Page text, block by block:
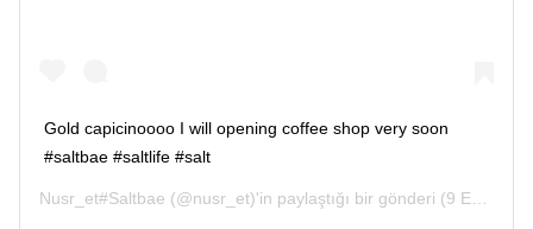
Gold capicinoooo I will opening coffee shop very soon
#saltbae #saltlife #salt
Nusr_et#Saltbae (@nusr_et)'in paylaştığı bir gönderi (9 Eyl, 2020, 10:23öö PDT